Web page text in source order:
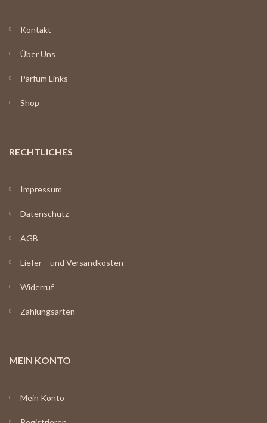
Kontakt
Über Uns
Parfum Links
Shop
RECHTLICHES
Impressum
Datenschutz
AGB
Liefer – und Versandkosten
Widerruf
Zahlungsarten
MEIN KONTO
Mein Konto